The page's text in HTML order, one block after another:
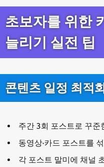
초보자를 위한
늘리기 실전 팁
콘텐츠 일정 최적
주간 3회 포스트로 꾸준
동영상·카드 포스트를
각 포스트 말미에 채널